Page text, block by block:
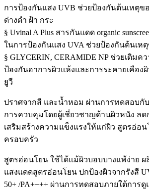
การป้องกันแสง UVB ช่วยป้องกันต้นเหตุข
ด่างดำ ฝ้า กระ
§ Uvinal A Plus สารกันแดด organic
ในการป้องกันแสง UVA ช่วยป้องกันต้นเห
§ GLYCERIN, CERAMIDE NP ช่วยเติม
ป้องกันอาการผิวแห้งและการระคายเคือง
ยูวี
ปราศจากสี และน้ำหอม ผ่านการทดสอบกั
การควบคุมโดยผู้เชี่ยวชาญด้านผิวหนัง ลด
เสริมสร้างความแข็งแรงให้แก่ผิว สูตรอ่อ
ครอบครัว
สูตรอ่อนโยน ใช้ได้แม้ผิวบอบบางแพ้ง่าย
แสงแดดสูตรอ่อนโยน ปกป้องผิวจากรังสี
50+ /PA++++ ผ่านการทดสอบภายใต้การ